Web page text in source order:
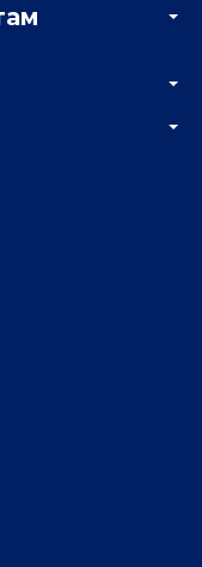
2-й этаж
«Виктория